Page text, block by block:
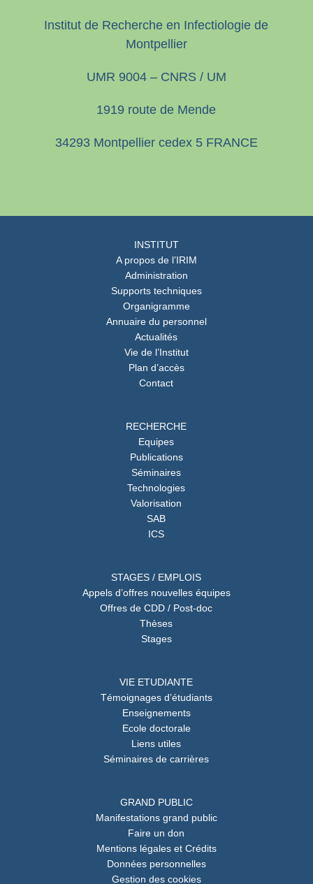
Institut de Recherche en Infectiologie de
Montpellier
UMR 9004 – CNRS / UM
1919 route de Mende
34293 Montpellier cedex 5 FRANCE
INSTITUT
A propos de l’IRIM
Administration
Supports techniques
Organigramme
Annuaire du personnel
Actualités
Vie de l’Institut
Plan d’accès
Contact
RECHERCHE
Equipes
Publications
Séminaires
Technologies
Valorisation
SAB
ICS
STAGES / EMPLOIS
Appels d’offres nouvelles équipes
Offres de CDD / Post-doc
Thèses
Stages
VIE ETUDIANTE
Témoignages d’étudiants
Enseignements
Ecole doctorale
Liens utiles
Séminaires de carrières
GRAND PUBLIC
Manifestations grand public
Faire un don
Mentions légales et Crédits
Données personnelles
Gestion des cookies